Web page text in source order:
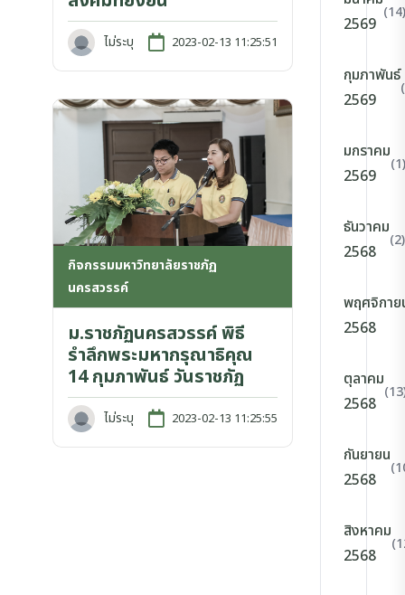
ไม่ระบุ 2023-02-13 11:25:51
กิจกรรมมหาวิทยาลัยราชภัฏ
นครสวรรค์
ม.ราชภัฏนครสวรรค์ พิธี
รำลึกพระมหากรุณาธิคุณ
14 กุมภาพันธ์ วันราชภัฏ
ไม่ระบุ 2023-02-13 11:25:55
2569
(14)
กุมภาพันธ์
2569
มกราคม
2569
(1)
ธันวาคม
2568
(2)
พฤศจิกาย
2568
ตุลาคม
2568
กันยายน
2568
สิงหาคม
2568